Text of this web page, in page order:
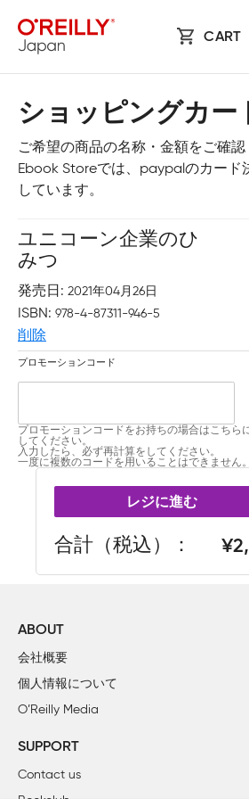
CART
ショッピングカー
ご希望の商品の名称・金額をご確認
Ebook Storeでは、paypalのカード
しています。
ユニコーン企業のひ
みつ
発売日 2021年04月26日
ISBN 978-4-87311-946-5
削除
プロモーションコード
プロモーションコードをお持ちの場合はこちら
してください。
入力したら、必ず再計算をしてください。
一度に複数のコードを用いることはできません。
レジに進む
合計（税込）
ABOUT
会社概要
個人情報について
O’Reilly Media
SUPPORT
Contact us